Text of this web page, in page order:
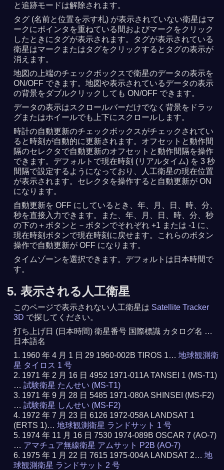
と追跡モードは解除されます。
タグ (名前と位置を示す札) が表示されていない衛星はマ
ークにポインタを重ねている間およびマークをクリック
したときにタグが表示されます。タグが表示されている
衛星はマークまたはタグをクリックするとタグの表示が
消えます。
地図の上端のチェックボックスで衛星のデータの表示を
ON/OFF できます。地図や表示されているデータの表示
の背景をダブルクリックしても ON/OFF できます。
データの表示はスクロールバーだけでなく背景をドラッ
グまたはホイールでも上下にスクロールします。
時計の自動更新のチェックボックスがチェックされてい
ると時刻が自動的に更新されます。オフセットと動作間
隔のセレクタで自動更新のオフセットと動作間隔を操作
できます。デフォルトで現在時刻 (リアルタイム) を 3 秒
間隔で設定するようになっており、人工衛星の現在位置
が表示されます。セレクタを操作すると自動更新が ON
になります。
自動更新を OFF にしているとき、年、月、日、時、分、
秒を直接入力できます。また、年、月、日、時、分、秒
の下の＋ボタンと－ボタンでそれぞれ +1 または -1 に、
現在時刻ボタンで現在時刻に戻せます。これらのボタン
操作で自動更新が OFF になります。
タイムゾーンを選択できます。デフォルトは日本時間で
す。
5. 表示される人工衛星
このページで表示されない人工衛星は Satellite Tracker
3D で探してください。
打ち上げ日 (日本時間) 衛星番号 国際標識 カタログ名 …
日本語名
1960 年 4 月 1 日 29 1960-002B TIROS 1…地球観測衛
星 タイロス 1 号
1971 年 2 月 16 日 4952 1971-011A TANSEI 1 (MS-T1)
…試験衛星 たんせい (MS-T1)
1971 年 9 月 28 日 5485 1971-080A SHINSEI (MS-F2)
…試験衛星 しんせい (MS-F2)
1972 年 7 月 23 日 6126 1972-058A LANDSAT 1
(ERTS 1)…地球観測衛星 ランドサット 1 号
1974 年 11 月 16 日 7530 1974-089B OSCAR 7 (AO-7)
… アマチュア無線衛星 アムサット P2B (AO-7)
1975 年 1 月 22 日 7615 1975-004A LANDSAT 2…地
球観測衛星 ランドサット 2 号